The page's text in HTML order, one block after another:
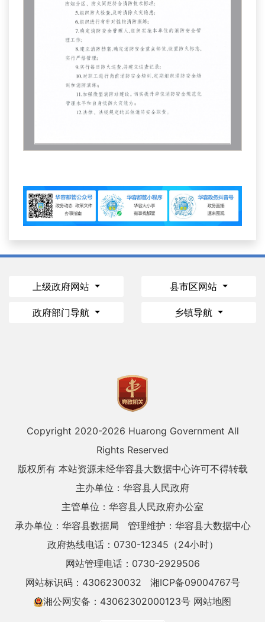
上级政府网站 县市区网站
政府部门导航 乡镇导航
Copyright 2020-2026 Huarong Government All
Rights Reserved
版权所有 本站资源未经华容县大数据中心许可不得转载
主办单位：华容县人民政府
主管单位：华容县人民政府办公室
承办单位：华容县数据局
管理维护：华容县大数据中心
政府热线电话：0730-12345（24小时）
网站管理电话：0730-2929506
网站标识码：4306230032
湘ICP备09004767号
湘公网安备：43062302000123号 网站地图